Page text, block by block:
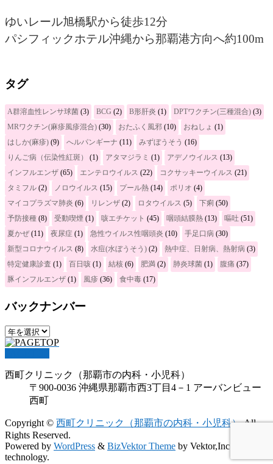
ゆいレール旭橋駅から徒歩12分
パシフィックホテル沖縄から那覇港方向へ約100m
タグ
A群溶血性レンサ球菌 (3) BCG (2) B形肝炎 (1) DPTワクチン(三種混合) (3)
MRワクチン(麻疹風疹混合) (30) おたふく風邪 (10) おねしょ (1)
はしか(麻疹) (9) へルパンギーナ (11) みずぼうそう (16)
りんご病（伝染性紅斑）
(1) アタマジラミ (1) アデノウイルス (13)
インフルエンザ (65) エンテロウイルス (22) コクサッキーウイルス (21)
タミフル (2) ノロウイルス (15) プール熱 (14) ポリオ (4)
マイコプラズマ肺炎 (6) リレンザ (2) ロタウイルス (5) 下痢 (50)
予防接種 (8) 受動喫煙 (1) 咳エチケット (45) 咽頭結膜熱 (13) 嘔吐 (51)
夏かぜ(11) 夜尿症 (1) 急性ウイルス性咽頭炎 (10) 手足口病 (30)
新型コロナウイルス (8) 水痘(水ぼうそう) (2) 熱中症、日射病、熱射病 (3)
特定健康診査 (1) 百日咳 (1) 結核 (6) 肥満 (2) 肺炎球菌 (1) 腹痛 (37)
豚インフルエンザ (1) 風疹 (36) 食中毒 (17)
バックナンバー
西町クリニック（那覇市の内科・小児科）
〒900-0036 沖縄県那覇市西3丁目4－1 アーバンビュー
西町
Copyright © 西町クリニック（那覇市の内科・小児科）All
Rights Reserved.
Powered by WordPress & BizVektor Theme by Vektor,Inc.
technology.